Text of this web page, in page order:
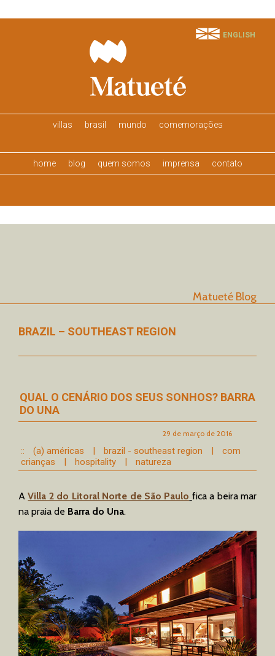
ENGLISH
home blog quem somos imprensa contato
villas brasil mundo comemorações
Matueté Blog
BRAZIL – SOUTHEAST REGION
QUAL O CENÁRIO DOS SEUS SONHOS? BARRA
DO UNA
29 de março de 2016
:: (a) américas | brazil - southeast region |
com
crianças
| hospitality | natureza
AVilla 2 do Litoral Norte de São Paulo fica a beira mar
na praia de Barra do Una.